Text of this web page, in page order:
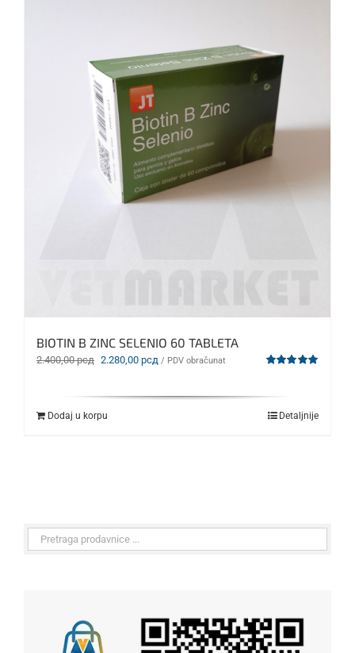
BIOTIN B ZINC SELENIO 60 TABLETA
2.400,00рсд Originalna
2.400,00 рсд.
2.280,00 рсд Trenutna
/ PDV obračunat
Dodaj u korpu Detaljnije